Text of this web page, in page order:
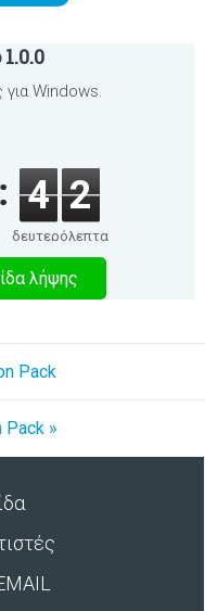
Windows.
4 2
δευτερόλεπτα
λήψης
Pack
Pack »